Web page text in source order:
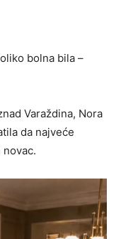
bolna bila –
Varaždina, Nora
da najveće